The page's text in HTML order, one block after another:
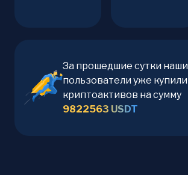
За прошедшие сутки наши
пользователи уже купили
криптоактивов на сумму
9822563 USDT